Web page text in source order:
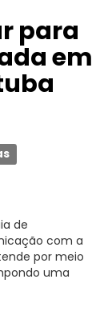
para
em
de
com a
por meio
uma